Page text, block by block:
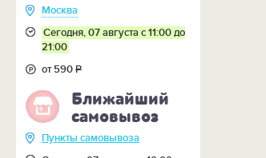
Москва
Сегодня, 07 августа с 11:00 до
21:00
от 590Р
Ближайший
самовывоз
Пункты самовывоза